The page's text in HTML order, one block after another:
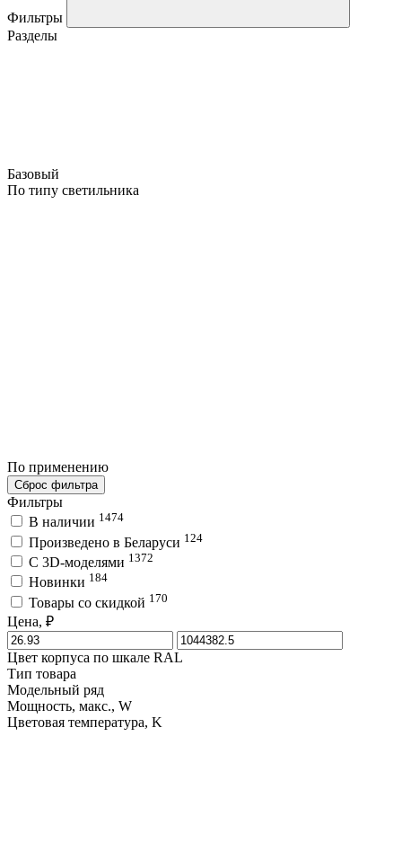
Фильтры
Разделы
Базовый
По типу светильника
По применению
Сброс фильтра
Фильтры
В наличии 1474
Произведено в Беларуси 124
C 3D-моделями 1372
Новинки 184
Товары со скидкой 170
Цена, ₽
Цвет корпуса по шкале RAL
Тип товара
Модельный ряд
Мощность, макс., W
Цветовая температура, K